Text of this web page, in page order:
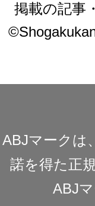
掲載の記事
ABJマークは
諾を得た正
ABJ